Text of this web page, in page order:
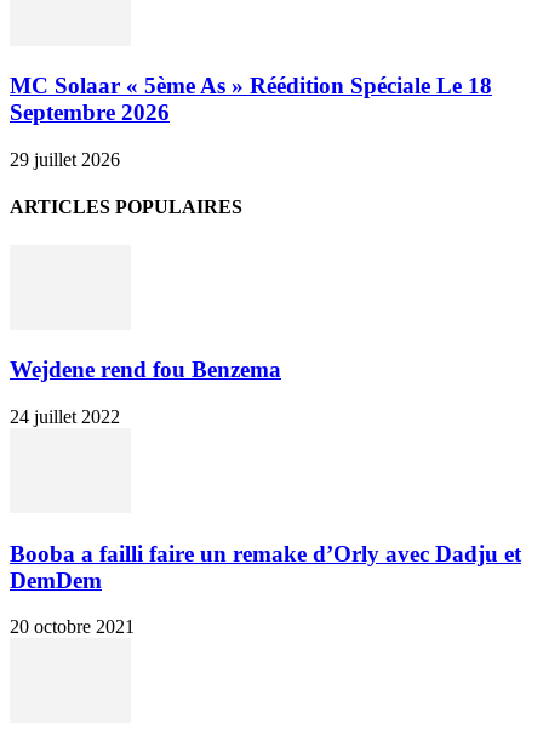
MC Solaar « 5ème As » Réédition Spéciale Le 18
Septembre 2026
29 juillet 2026
ARTICLES POPULAIRES
Wejdene rend fou Benzema
24 juillet 2022
Booba a failli faire un remake d’Orly avec Dadju et
DemDem
20 octobre 2021